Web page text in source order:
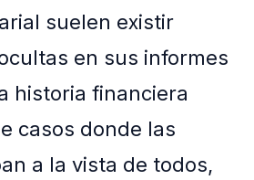
suelen existir
en sus informes
historia financiera
casos donde las
a la vista de todos,